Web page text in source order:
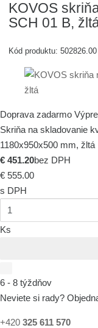
KOVOS
SCH 01 B,
Kód produktu:502826.00
Doprava zadarmo
Skriňa na skladovanie
1180x950x500 mm, žltá
€ 451.20bez DPH
€ 555.00
s DPH
Ks
6 - 8 týždňov
Neviete si rady?
+420 325 611 570